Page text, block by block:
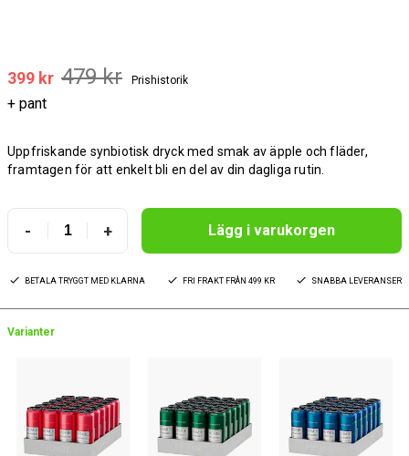
399 kr 479 kr Prishistorik
+ pant
Uppfriskande synbiotisk dryck med smak av äpple och fläder,
framtagen för att enkelt bli en del av din dagliga rutin.
- + Lägg i varukorgen
BETALA TRYGGT MED KLARNA FRI FRAKT FRÅN 499 KR SNABBA LEVERANSER
Varianter